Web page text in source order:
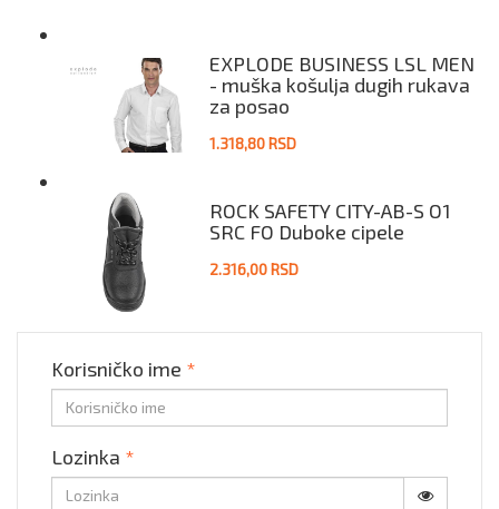
EXPLODE BUSINESS LSL MEN
- muška košulja dugih rukava
za posao
1.318,80 RSD
ROCK SAFETY CITY-AB-S O1
SRC FO Duboke cipele
2.316,00 RSD
Korisničko ime *
Lozinka *
Prikaži